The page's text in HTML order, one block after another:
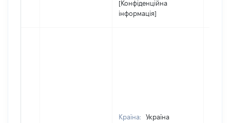
[Конфіденційна
інформація]
Країна:
Україна